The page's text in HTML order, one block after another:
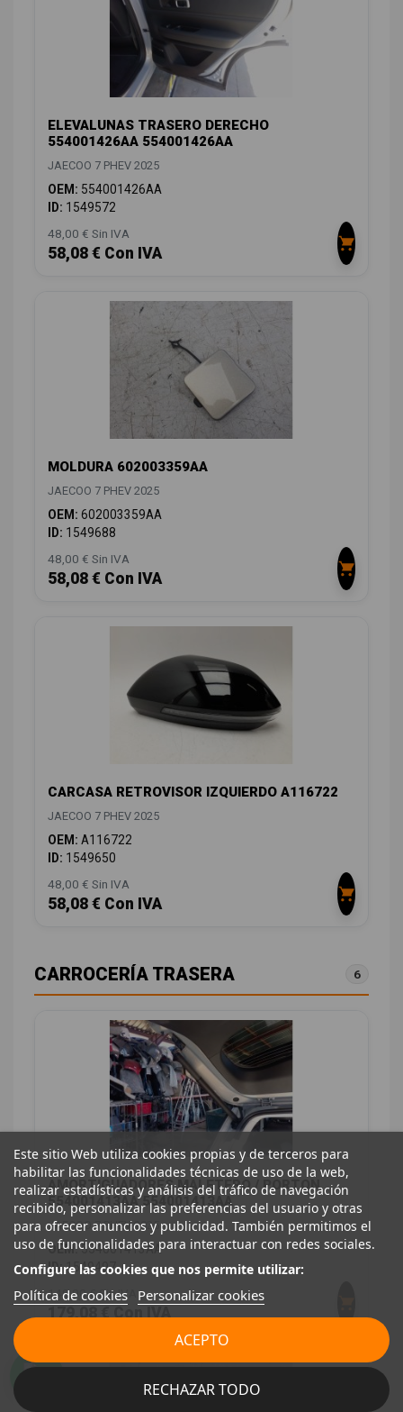
ELEVALUNAS TRASERO DERECHO
554001426AA 554001426AA
JAECOO 7 PHEV 2025
OEM: 554001426AA
ID: 1549572
48,00 € Sin IVA
58,08 € Con IVA
MOLDURA 602003359AA
JAECOO 7 PHEV 2025
OEM: 602003359AA
ID: 1549688
48,00 € Sin IVA
58,08 € Con IVA
CARCASA RETROVISOR IZQUIERDO A116722
JAECOO 7 PHEV 2025
OEM: A116722
ID: 1549650
48,00 € Sin IVA
58,08 € Con IVA
CARROCERÍA TRASERA 6
AMORTIGUADORES MALETERO / PORTON
554001413AA 554001413AA
JAECOO 7 PHEV 2025
OEM:554001413AA
ID:1549497
148,00 € Sin IVA
179,08 € Con IVA
Este sitio Web utiliza cookies propias y de terceros para
habilitar las funcionalidades técnicas de uso de la web,
realizar estadísticas y análisis del tráfico de navegación
recibido, personalizar las preferencias del usuario y otras
para ofrecer anuncios y publicidad. También permitimos el
uso de funcionalidades para interactuar con redes sociales.
Configure las cookies que nos permite utilizar:
Política de cookies Personalizar cookies
RECHAZAR TODO
ACEPTO